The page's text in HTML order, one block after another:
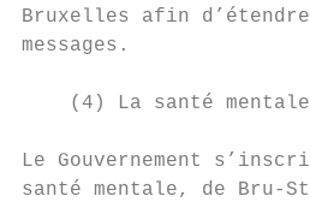
Bruxelles afin
messages.
    (4) La santé mentale
Le Gouvernement
santé mentale, de Bru-